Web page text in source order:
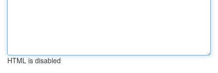
HTML is disabled